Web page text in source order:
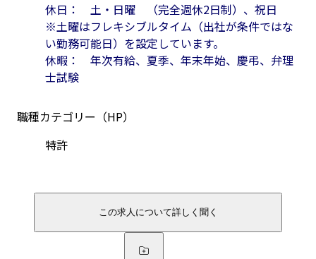
休日：　土・日曜　（完全週休2日制）、祝日
※土曜はフレキシブルタイム（出社が条件ではな
い勤務可能日）を設定しています。
休暇：　年次有給、夏季、年末年始、慶弔、弁理
士試験
職種カテゴリー（HP）
特許
この求人について詳しく聞く